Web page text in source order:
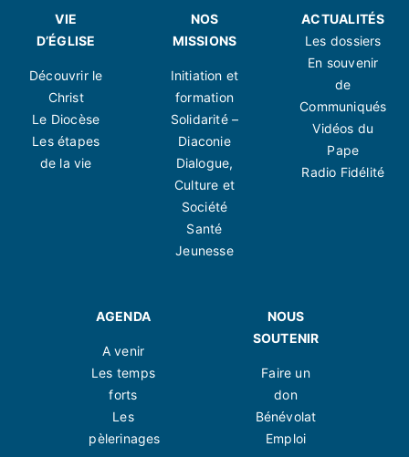
VIE
D’ÉGLISE
Découvrir le
Christ
Le Diocèse
Les étapes
de la vie
NOS
MISSIONS
Initiation et
formation
Solidarité –
Diaconie
Dialogue,
Culture et
Société
Santé
Jeunesse
ACTUALITÉS
Les dossiers
En souvenir
de
Communiqués
Vidéos du
Pape
Radio Fidélité
AGENDA
A venir
Les temps
forts
Les
pèlerinages
NOUS
SOUTENIR
Faire un
don
Bénévolat
Emploi